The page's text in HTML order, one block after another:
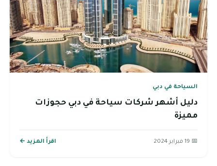
السياحة في دبي
دليل أشهر شركات سياحة في دبي حجوزات
مميزة
📅 19 فبراير 2024 اقرأ المزيد ←